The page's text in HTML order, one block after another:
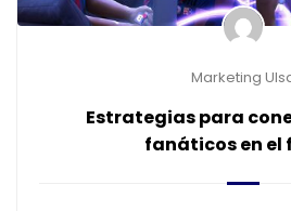
Marketing
Estrategias para
fanáticos en el